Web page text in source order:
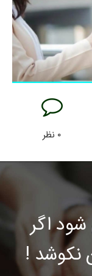
۰ نظر
اگر
نکوشد !